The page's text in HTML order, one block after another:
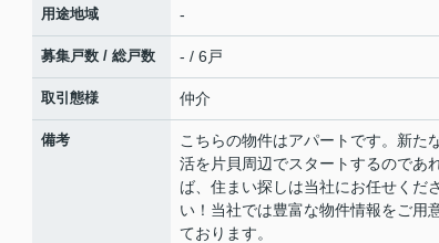
用途地域 -
募集戸数 / 総戸数 - / 6戸
取引態様 仲介
備考
こちらの物件はアパートです。新た
活を片貝周辺でスタートするのであ
ば、住まい探しは当社にお任せくださ
い！当社では豊富な物件情報をご用
ております。